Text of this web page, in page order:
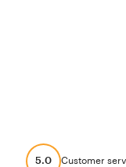
5.0 Customer